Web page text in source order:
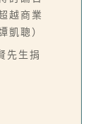
越商業
凱聰）
先生捐